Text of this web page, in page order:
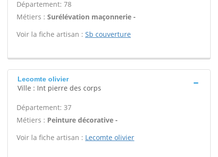
Département: 78
Métiers : Surélévation maçonnerie -
Voir la fiche artisan : Sb couverture
Lecomte olivier
Ville : Int pierre des corps
Département: 37
Métiers : Peinture décorative -
Voir la fiche artisan : Lecomte olivier